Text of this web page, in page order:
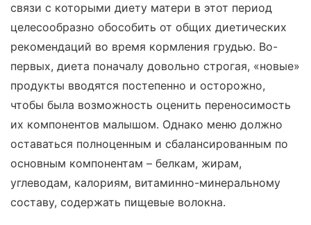
связи с которыми диету матери в этот период
целесообразно обособить от общих диетических
рекомендаций во время кормления грудью. Во-
первых, диета поначалу довольно строгая, «новые»
продукты вводятся постепенно и осторожно,
чтобы была возможность оценить переносимость
их компонентов малышом. Однако меню должно
оставаться полноценным и сбалансированным по
основным компонентам – белкам, жирам,
углеводам, калориям, витаминно-минеральному
составу, содержать пищевые волокна.